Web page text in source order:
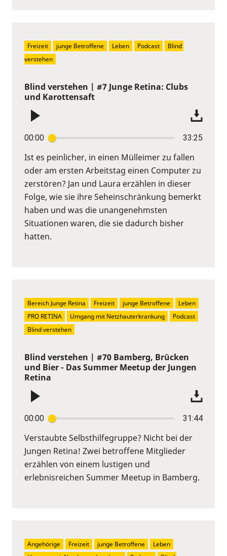
Blind verstehen | #7 Junge Retina: Clubs
und Karottensaft
00:00 33:25
Ist es peinlicher, in einen Mülleimer zu fallen
oder am ersten Arbeitstag einen Computer zu
zerstören? Jan und Laura erzählen in dieser
Folge, wie sie ihre Seheinschränkung bemerkt
haben und was die unangenehmsten
Situationen waren, die sie dadurch bisher
hatten.
Freizeit junge Betroffene Leben Podcast
Blind
verstehen
Blind verstehen | #70 Bamberg, Brücken
und Bier - Das Summer Meetup der Jungen
Retina
00:00 31:44
Verstaubte Selbsthilfegruppe? Nicht bei der
Jungen Retina! Zwei betroffene Mitglieder
erzählen von einem lustigen und
erlebnisreichen Summer Meetup in Bamberg.
Bereich Junge Retina Freizeit junge Betroffene
Leben
PRO RETINA
Umgang mit Netzhauterkrankung
Podcast
Blind verstehen
Angehörige Freizeit junge Betroffene
Leben